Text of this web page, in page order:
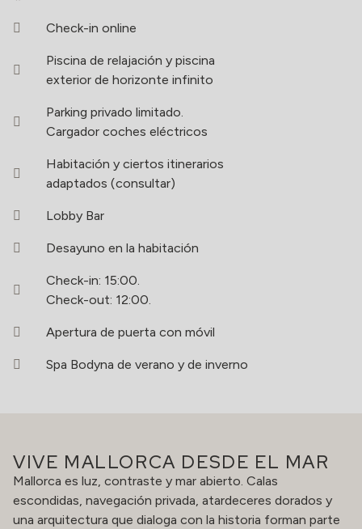
Check-in online
Piscina de relajación y piscina
exterior de horizonte infinito
Parking privado limitado.
Cargador coches eléctricos
Habitación y ciertos itinerarios
adaptados (consultar)
Lobby Bar
Desayuno en la habitación
Check-in: 15:00.
Check-out: 12:00.
Apertura de puerta con móvil
Spa Bodyna de verano y de inverno
VIVE MALLORCA DESDE EL MAR
Mallorca es luz, contraste y mar abierto. Calas
escondidas, navegación privada, atardeceres dorados y
una arquitectura que dialoga con la historia forman parte